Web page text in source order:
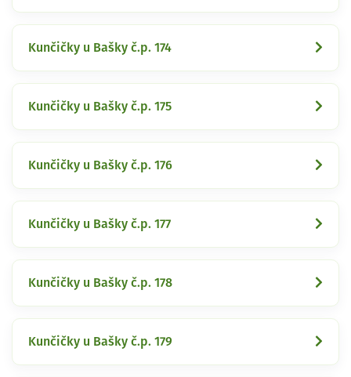
Kunčičky u Bašky č.p. 174
Kunčičky u Bašky č.p. 175
Kunčičky u Bašky č.p. 176
Kunčičky u Bašky č.p. 177
Kunčičky u Bašky č.p. 178
Kunčičky u Bašky č.p. 179